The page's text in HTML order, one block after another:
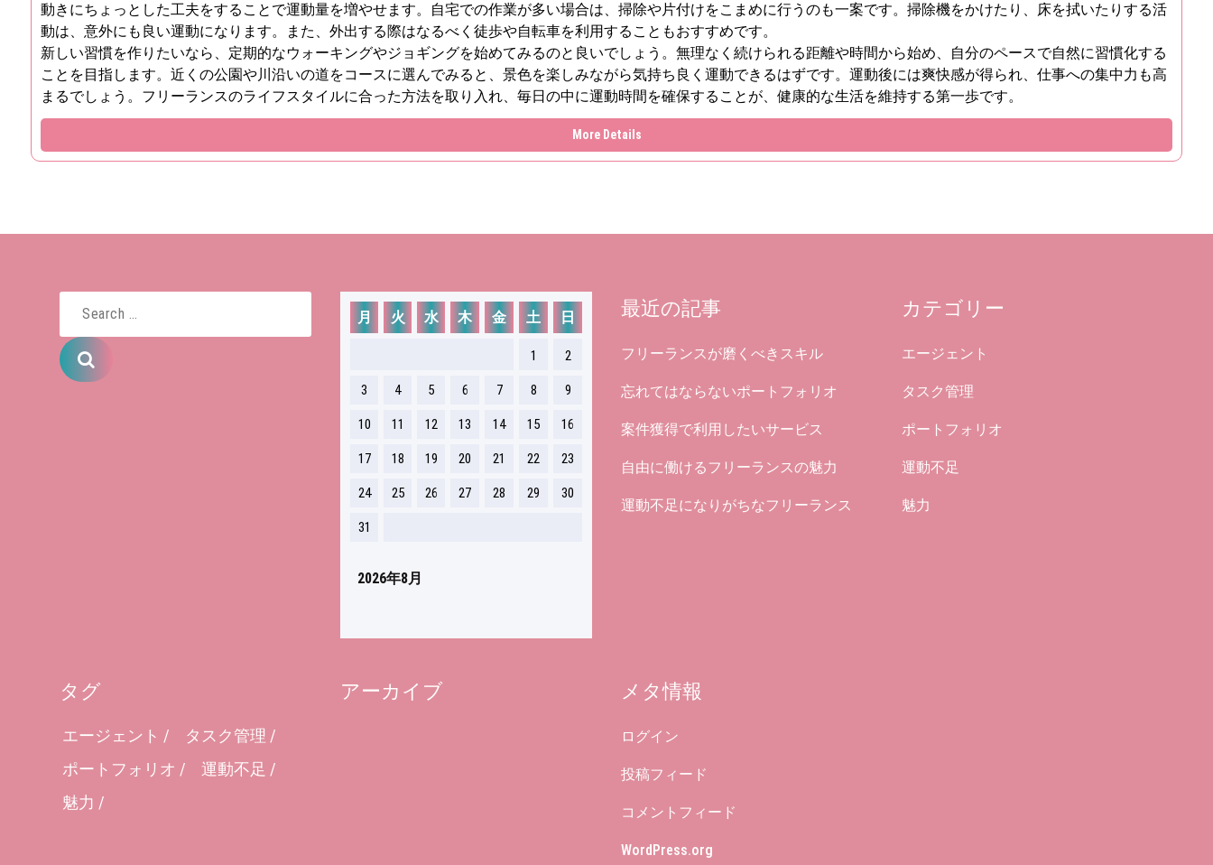
動きにちょっとした工夫をすることで運動量を増やせます。自宅での作業が多い場合は、掃除や片付けをこまめに行うのも一案です。掃除機をかけたり、床を拭いたりする活
動は、意外にも良い運動になります。また、外出する際はなるべく徒歩や自転車を利用することもおすすめです。
新しい習慣を作りたいなら、定期的なウォーキングやジョギングを始めてみるのと良いでしょう。無理なく続けられる距離や時間から始め、自分のペースで自然に習慣化する
ことを目指します。近くの公園や川沿いの道をコースに選んでみると、景色を楽しみながら気持ち良く運動できるはずです。運動後には爽快感が得られ、仕事への集中力も高
まるでしょう。フリーランスのライフスタイルに合った方法を取り入れ、毎日の中に運動時間を確保することが、健康的な生活を維持する第一歩です。
More Details
Search
for:
2026年8月
月 火 水 木 金 土 日
1 2
3 4 5 6 7 8 9
10 11 12 13 14 15 16
17 18 19 20 21 22 23
24 25 26 27 28 29 30
31
最近の記事
フリーランスが磨くべきスキル
忘れてはならないポートフォリオ
案件獲得で利用したいサービス
自由に働けるフリーランスの魅力
運動不足になりがちなフリーランス
カテゴリー
エージェント
タスク管理
ポートフォリオ
運動不足
魅力
タグ
エージェント
タスク管理
ポートフォリオ
運動不足
魅力
アーカイブ メタ情報
ログイン
投稿フィード
コメントフィード
WordPress.org